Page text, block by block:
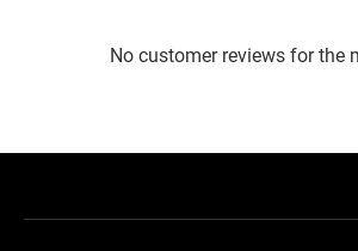
No customer reviews for the